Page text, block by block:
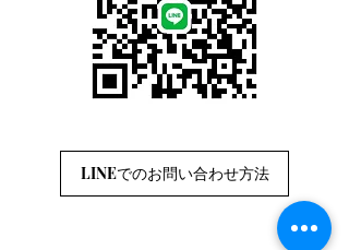
LINEでのお問い合わせ方法